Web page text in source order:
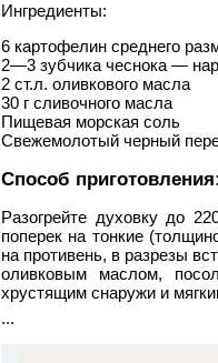
Ингредиенты:
6 картофелин среднего
2—3 зубчика чеснока —
2 ст.л. оливкового масла
30 г сливочного масла
Пищевая морская соль
Свежемолотый черный
Способ
Разогрейте духовку до
поперек на тонкие
на противень, в разрезы
оливковым маслом,
хрустящим снаружи и
...